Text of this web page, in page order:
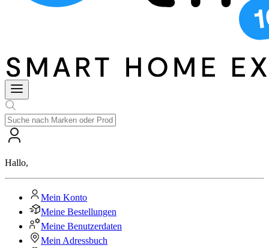
Hallo,
Mein Konto
Meine Bestellungen
Meine Benutzerdaten
Mein Adressbuch